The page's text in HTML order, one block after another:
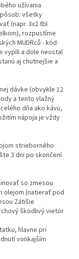
užívania
všetky
(napr. 3x2 tbl
rozpustíme
MUDRců - kód
vypili a dole neostal
aj chutnejšie a
dávke (obvykle 12
a tento vlažný
dňa ako kávu,
nápoja je vždy
strieborného
3 dni po skončení
so zmesou
olejom (natierať pod
Zátišie
škodlivý vietor
hlavne pri
vonkajším